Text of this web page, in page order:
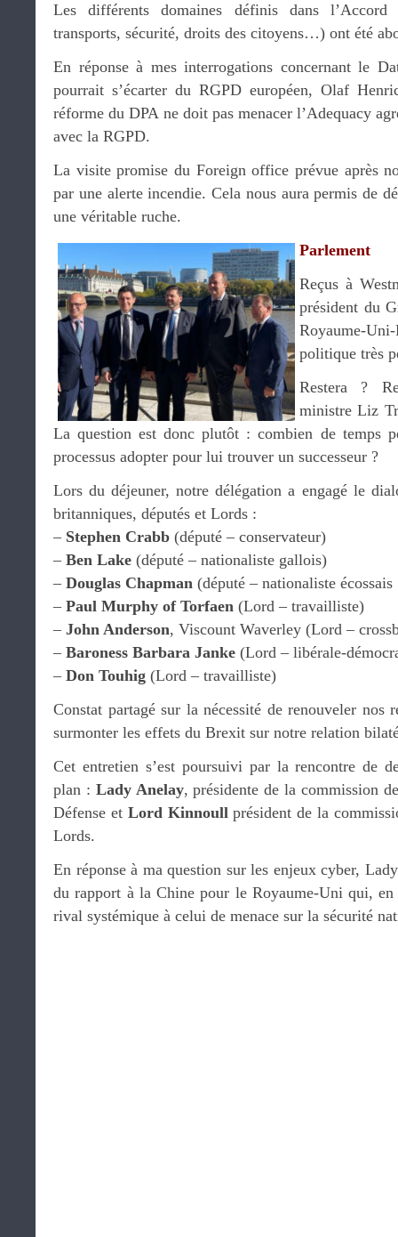
Les différents domaines définis dans
transports, sécurité, droits des citoyens…) ont été
En réponse à mes interrogations concernant le
pourrait s’écarter du RGPD européen, Olaf
réforme du DPA ne doit pas menacer l’Adequacy
avec la RGPD.
La visite promise du Foreign office prévue après
par une alerte incendie. Cela nous aura permis de
une véritable ruche.
Parlement
Reçus à
président du
Royaume-
politique très
Restera ?
ministre Liz
La question est donc plutôt : combien de temps
processus adopter pour lui trouver un successeur ?
Lors du déjeuner, notre délégation a engagé le
britanniques, députés et Lords :
– Stephen Crabb (député – conservateur)
– Ben Lake (député – nationaliste gallois)
– Douglas Chapman (député – nationaliste écossais
– Paul Murphy of Torfaen (Lord – travailliste)
– John Anderson, Viscount Waverley (Lord –
– Baroness Barbara Janke (Lord – libérale-
– Don Touhig (Lord – travailliste)
Constat partagé sur la nécessité de renouveler nos
surmonter les effets du Brexit sur notre relation
Cet entretien s’est poursuivi par la rencontre de
plan : Lady Anelay, présidente de la commission
Défense et Lord Kinnoullprésident de la
Lords.
En réponse à ma question sur les enjeux cyber,
du rapport à la Chine pour le Royaume-Uni qui, en
rival systémique à celui de menace sur la sécurité